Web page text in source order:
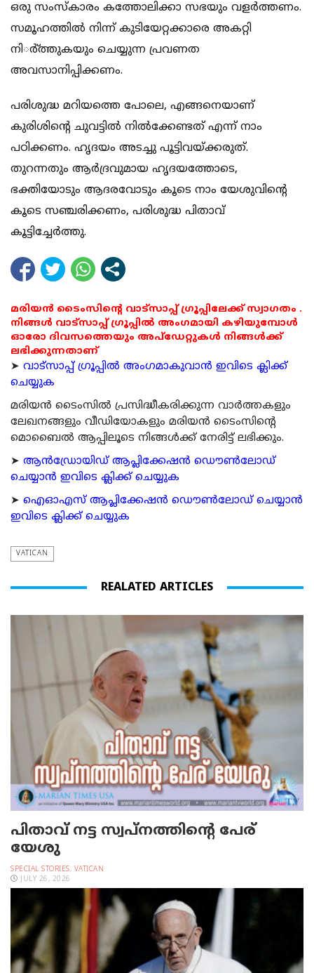
ഒരു സംസ്‌കാരം കത്തോലിക്കാ സഭയും വളര്‍ത്തണം.
സമൂഹത്തില്‍ നിന്ന് കുടിയേറ്റക്കാരെ അകറ്റി
നിര്‍്ത്തുകയും ചെയ്യുന്ന പ്രവണത
അവസാനിപ്പിക്കണം.
പരിശുദ്ധ മറിയത്തെ പോലെ, എങ്ങനെയാണ്
കുരിശിന്റെ ചുവട്ടില്‍ നില്‍ക്കേണ്ടത് എന്ന് നാം
പഠിക്കണം. ഹൃദയം അടച്ചു പൂട്ടിവയ്ക്കരുത്.
തുറന്നതും ആര്‍ദ്രവുമായ ഹൃദയത്തോടെ,
ഭക്തിയോടും ആദരവോടും കൂടെ നാം യേശുവിന്റെ
കൂടെ സഞ്ചരിക്കണം, പരിശുദ്ധ പിതാവ്
കൂട്ടിച്ചേര്‍ത്തു.
മരിയൻ ടൈംസിന്റെ വാട്സാപ്പ് ഗ്രൂപ്പിലേക്ക് സ്വാഗതം .
നിങ്ങൾ വാട്സാപ്പ് ഗ്രൂപ്പിൽ അംഗമായി കഴിയുമ്പോൾ
ഓരോ ദിവസത്തെയും അപ്ഡേറ്റുകൾ നിങ്ങൾക്ക്
ലഭിക്കുന്നതാണ്
➤ വാട്സാപ്പ് ഗ്രൂപ്പിൽ അംഗമാകുവാൻ ഇവിടെ ക്ലിക്ക്
ചെയ്യുക
മരിയന്‍ ടൈംസില്‍ പ്രസിദ്ധീകരിക്കുന്ന വാര്‍ത്തകളും
ലേഖനങ്ങളും വീഡിയോകളും മരിയന്‍ ടൈംസിന്റെ
മൊബൈല്‍ ആപ്പിലൂടെ നിങ്ങള്‍ക്ക് നേരിട്ട് ലഭിക്കും.
➤ ആന്‍ഡ്രോയിഡ് ആപ്ലിക്കേഷന്‍ ഡൌണ്‍ലോഡ്
ചെയ്യാന്‍ ഇവിടെ ക്ലിക്ക് ചെയ്യുക
➤ ഐഓഎസ് ആപ്ലിക്കേഷന്‍ ഡൌണ്‍ലോഡ് ചെയ്യാന്‍
ഇവിടെ ക്ലിക്ക് ചെയ്യുക
VATICAN
REALATED ARTICLES
പിതാവ് നട്ട സ്വപ്നത്തിന്റെ പേര്
യേശു
SPECIAL STORIES, VATICAN
JULY 26, 2026